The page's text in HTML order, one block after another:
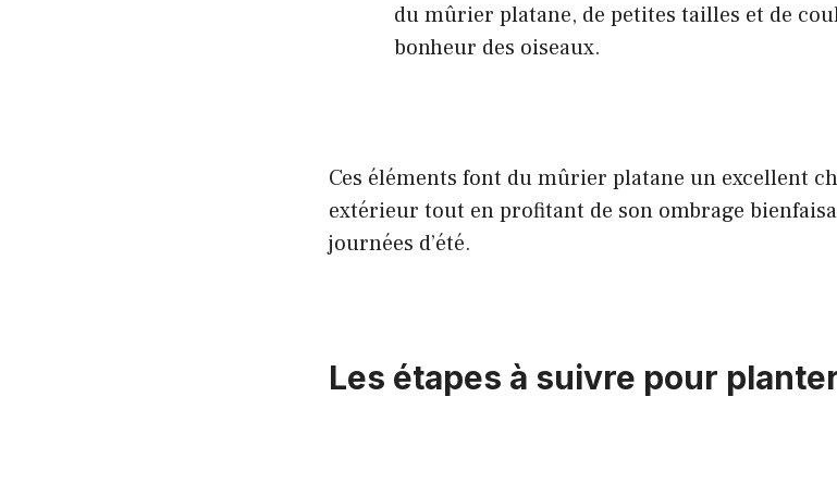
du mûrier platane, de petites tailles et de
bonheur des oiseaux.
Ces éléments font du mûrier platane un excellent
extérieur tout en profitant de son ombrage
journées d’été.
Les étapes à suivre pour